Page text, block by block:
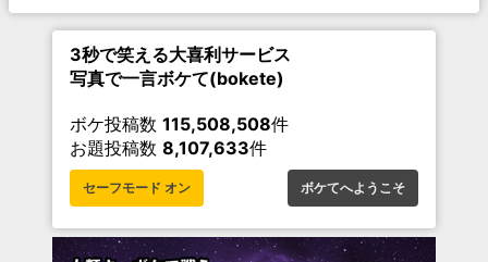
3秒で笑える大喜利サービス
写真で一言ボケて(bokete)
ボケ投稿数 115,508,508件
お題投稿数 8,107,633件
セーフモード オン ボケてへようこそ